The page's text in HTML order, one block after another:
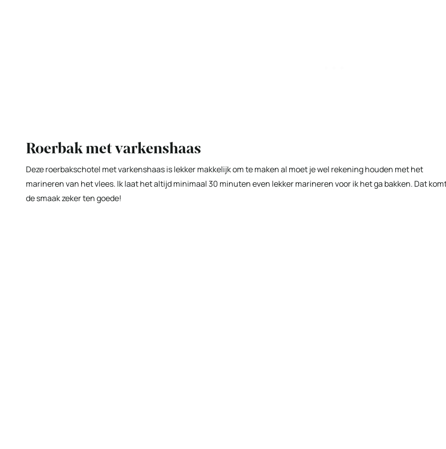
Roerbak met varkenshaas
Deze roerbakschotel met varkenshaas is lekker makkelijk om te maken al moet je wel rekening houden met het
marineren van het vlees. Ik laat het altijd minimaal 30 minuten even lekker marineren voor ik het ga bakken. Dat
de smaak zeker ten goede!